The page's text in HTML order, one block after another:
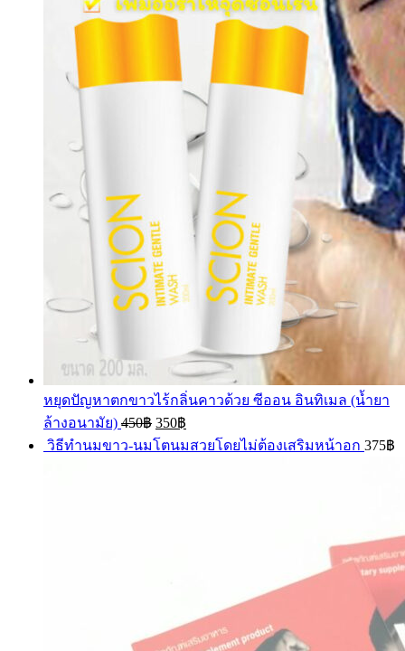
หยุดปัญหาตกขาวไร้กลิ่นคาวด้วย ซีออน อินทิเมล (น้ำยา
ล้างอนามัย) 450฿ 350฿
วิธีทำนมขาว-นมโตนมสวยโดยไม่ต้องเสริมหน้าอก 375฿